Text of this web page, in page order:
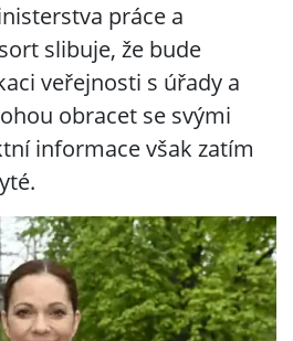
práce a
slibuje, že bude
veřejnosti s úřady a
obracet se svými
informace však zatím